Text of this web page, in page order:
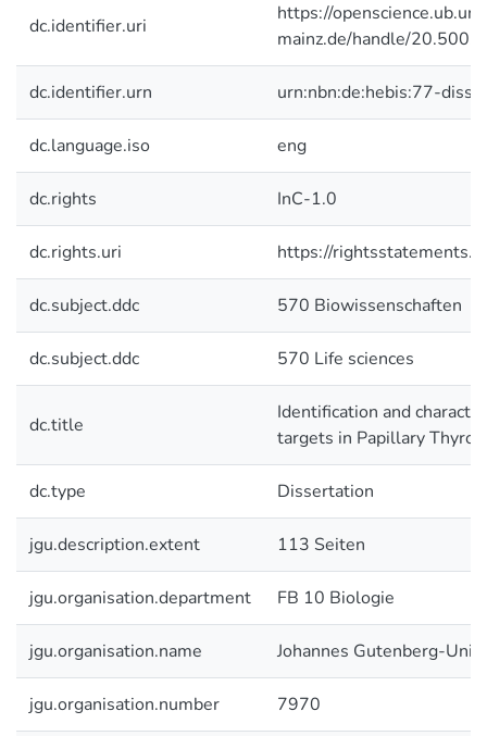
dc.identifier.uri
https://
mainz.de/handle/
dc.identifier.urn urn:nbn:de:hebis:77-
dc.language.iso eng
dc.rights InC-1.0
dc.rights.uri https://
dc.subject.ddc 570 Biowissenschaften
dc.subject.ddc 570 Life sciences
dc.title
Identification and
targets in Papillary
dc.type Dissertation
jgu.description.extent 113 Seiten
jgu.organisation.department FB 10 Biologie
jgu.organisation.name Johannes Gutenberg-
jgu.organisation.number 7970